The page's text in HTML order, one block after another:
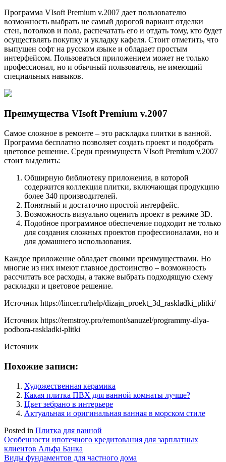
Программа VIsoft Premium v.2007 дает пользователю
возможность выбрать не самый дорогой вариант отделки
стен, потолков и пола, распечатать его и отдать тому, кто будет
осуществлять покупку и укладку кафеля. Стоит отметить, что
выпущен софт на русском языке и обладает простым
интерфейсом. Пользоваться приложением может не только
профессионал, но и обычный пользователь, не имеющий
специальных навыков.
Преимущества VIsoft Premium v.2007
Самое сложное в ремонте – это раскладка плитки в ванной.
Программа бесплатно позволяет создать проект и подобрать
цветовое решение. Среди преимуществ VIsoft Premium v.2007
стоит выделить:
Обширную библиотеку приложения, в которой
содержится коллекция плитки, включающая продукцию
более 340 производителей.
Понятный и достаточно простой интерфейс.
Возможность визуально оценить проект в режиме 3D.
Подобное программное обеспечение подходит не только
для создания сложных проектов профессионалами, но и
для домашнего использования.
Каждое приложение обладает своими преимуществами. Но
многие из них имеют главное достоинство – возможность
рассчитать все расходы, а также выбрать подходящую схему
раскладки и цветовое решение.
Источник https://lincer.ru/help/dizajn_proekt_3d_raskladki_plitki/
Источник https://remstroy.pro/remont/sanuzel/programmy-dlya-
podbora-raskladki-plitki
Источник
Похожие записи:
Художественная керамика
Какая плитка ПВХ для ванной комнаты лучше?
Цвет зебрано в интерьере
Актуальная и оригинальная ванная в морском стиле
Posted in Плитка для ванной
Навигация
по
Особенности ипотечного кредитования для зарплатных
клиентов Альфа Банка
Виды фундаментов для частного дома